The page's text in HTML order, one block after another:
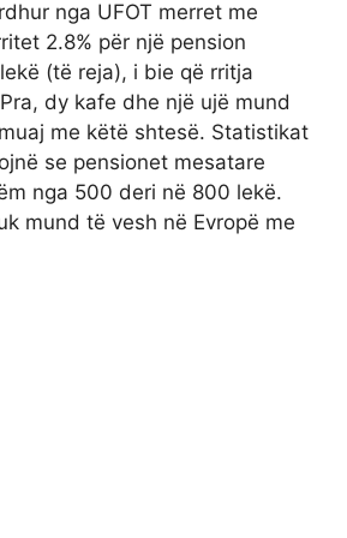
nga UFOT merret me
2.8% për një pension
(të reja), i bie që rritja
dy kafe dhe një ujë mund
me këtë shtesë. Statistikat
se pensionet mesatare
nga 500 deri në 800 lekë.
mund të vesh në Evropë me